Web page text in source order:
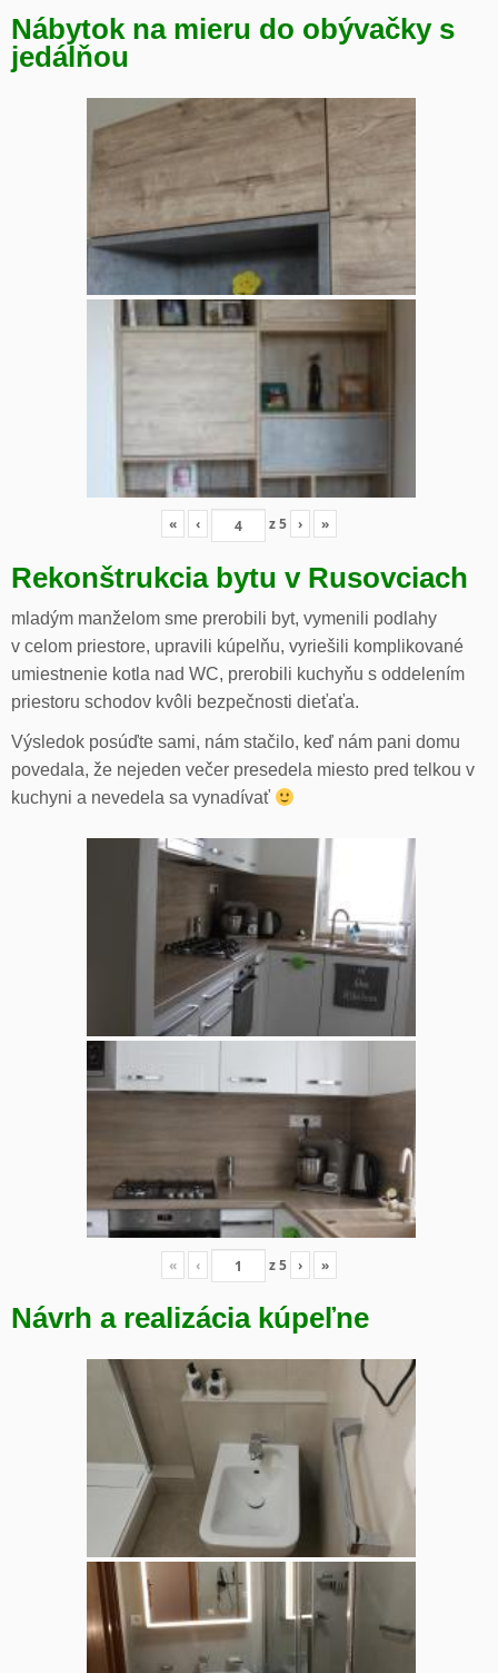
Nábytok na mieru do obývačky s
jedálňou
« ‹ z5 › »
Rekonštrukcia bytu v Rusovciach
mladým manželom sme prerobili byt, vymenili podlahy
v celom priestore, upravili kúpelňu, vyriešili komplikované
umiestnenie kotla nad WC, prerobili kuchyňu s oddelením
priestoru schodov kvôli bezpečnosti dieťaťa.
Výsledok posúďte sami, nám stačilo, keď nám pani domu
povedala, že nejeden večer presedela miesto pred telkou v
kuchyni a nevedela sa vynadívať
« ‹ z5 › »
Návrh a realizácia kúpeľne